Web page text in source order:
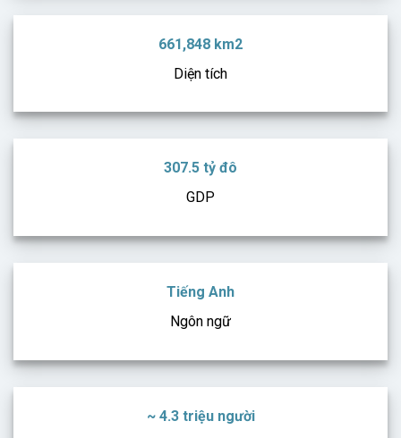
661,848 km2
Diện tích
307.5 tỷ đô
GDP
Tiếng Anh
Ngôn ngữ
~ 4.3 triệu người